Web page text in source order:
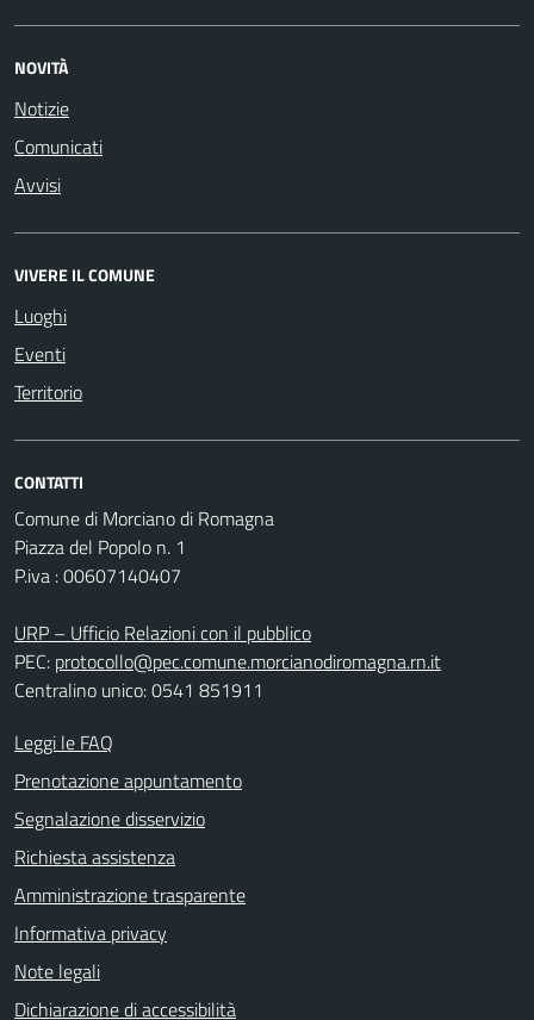
NOVITÀ
Notizie
Comunicati
Avvisi
VIVERE IL COMUNE
Luoghi
Eventi
Territorio
CONTATTI
Comune di Morciano di Romagna
Piazza del Popolo n. 1
P.iva : 00607140407
URP – Ufficio Relazioni con il pubblico
PEC: protocollo@pec.comune.morcianodiromagna.rn.it
Centralino unico: 0541 851911
Leggi le FAQ
Prenotazione appuntamento
Segnalazione disservizio
Richiesta assistenza
Amministrazione trasparente
Informativa privacy
Note legali
Dichiarazione di accessibilità